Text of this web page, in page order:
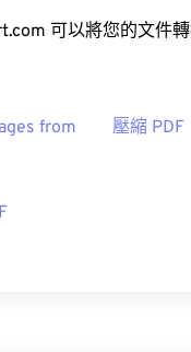
可以將您的文件
from
壓縮 PDF